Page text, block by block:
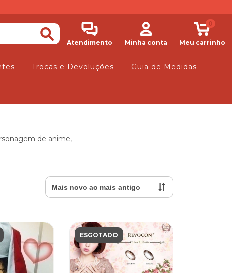
Atendimento Minha conta Meu carrinho
0
Trocas e Devoluções Guia de Medidas
de anime,
ESGOTADO